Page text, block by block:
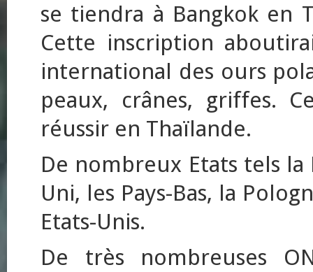
se tiendra à Bangkok en
Cette inscription
international des ours
peaux, crânes, griffes.
réussir en Thaïlande.
De nombreux Etats tels la
Uni, les Pays-Bas, la
Etats-Unis.
De très nombreuses